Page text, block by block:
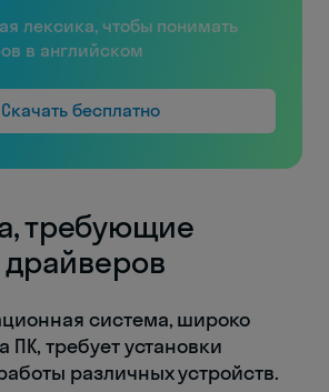
лексика, чтобы понимать
в английском
Скачать бесплатно
требующие
драйверов
система, широко
ПК, требует установки
различных устройств.